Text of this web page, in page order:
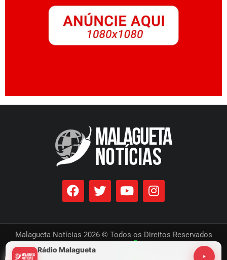
Malagueta Notícias 2026 © Todos os Direitos Reservados
Rádio Malagueta